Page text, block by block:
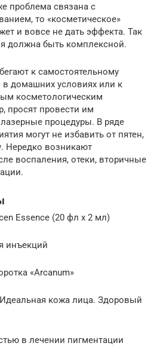
проблема связана с
то «косметическое»
и вовсе не дать эффекта. Так
должна быть комплексной.
к самостоятельному
домашних условиях или к
косметологическим
просят провести им
процедуры. В ряде
могут не избавить от пятен,
Нередко возникают
воспаления, отеки, вторичные
Essence (20 фл х 2 мл)
инъекций
«Arcanum»
кожа лица. Здоровый
в лечении пигментации